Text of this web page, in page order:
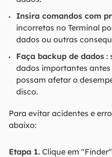
Insira comandos com
incorretas no Terminal
dados ou outras
Faça backup de dados:
dados importantes
possam afetar o
disco.
Para evitar acidentes e
abaixo:
Etapa 1.Clique em